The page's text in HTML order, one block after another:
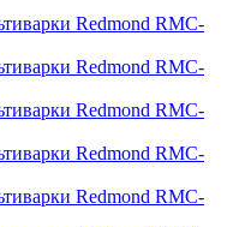
Redmond RMC-
Redmond RMC-
Redmond RMC-
Redmond RMC-
Redmond RMC-